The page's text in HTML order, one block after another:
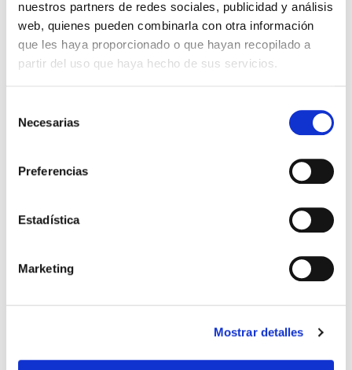
nuestros partners de redes sociales, publicidad y análisis
web, quienes pueden combinarla con otra información
que les haya proporcionado o que hayan recopilado a
partir del uso que haya hecho de sus servicios.
Necesarias
Preferencias
Estadística
Marketing
Mostrar detalles
PRECIO ESPECIAL
62,10€